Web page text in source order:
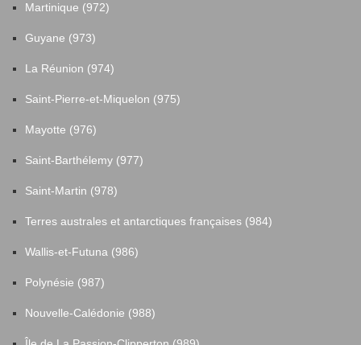
Martinique (972)
Guyane (973)
La Réunion (974)
Saint-Pierre-et-Miquelon (975)
Mayotte (976)
Saint-Barthélemy (977)
Saint-Martin (978)
Terres australes et antarctiques françaises (984)
Wallis-et-Futuna (986)
Polynésie (987)
Nouvelle-Calédonie (988)